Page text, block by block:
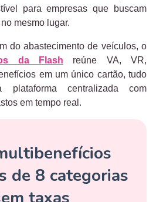
para empresas que buscam
mesmo lugar.
do abastecimento de veículos, o
da Flash reúne VA, VR,
em um único cartão, tudo
plataforma centralizada com
em tempo real.